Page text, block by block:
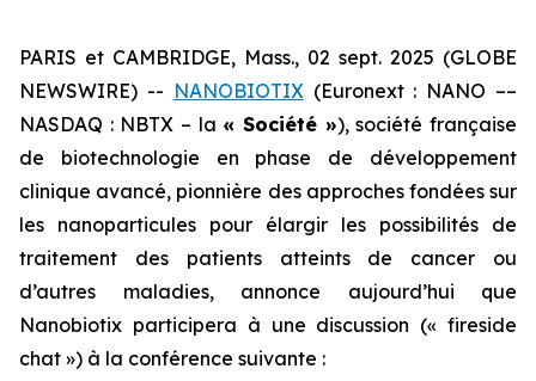
PARIS et CAMBRIDGE, Mass., 02 sept. 2025 (GLOBE
NEWSWIRE) -- NANOBIOTIX(Euronext : NANO ––
NASDAQ : NBTX – la « Société »), société française
de biotechnologie en phase de développement
clinique avancé, pionnière des approches fondées sur
les nanoparticules pour élargir les possibilités de
traitement des patients atteints de cancer ou
d’autres maladies, annonce aujourd’hui que
Nanobiotix participera à une discussion (« fireside
chat ») à la conférence suivante :